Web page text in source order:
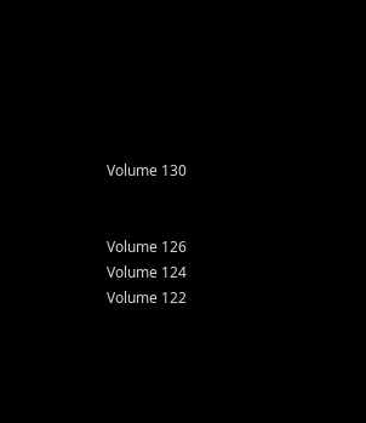
Volume 130
Volume 126
Volume 124
Volume 122